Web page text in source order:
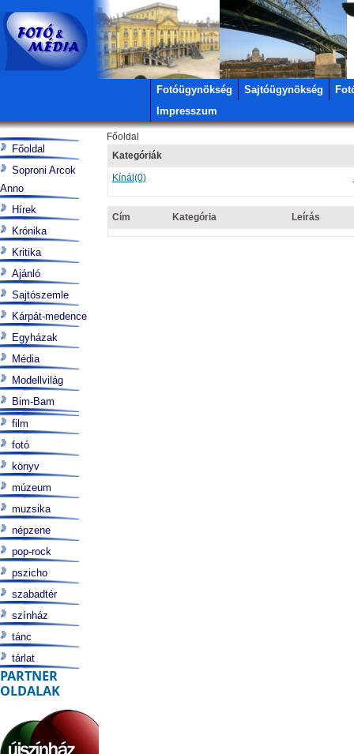
Fotóügynökség Sajtóügynökség
Impresszum
Főoldal
Kategóriák
Kínál (0)
Cím Kategória Leírás
Főoldal
Soproni Arcok
Anno
Hírek
Krónika
Kritika
Ajánló
Sajtószemle
Kárpát-medence
Egyházak
Média
Modellvilág
Bim-Bam
film
fotó
könyv
múzeum
muzsika
népzene
pop-rock
pszicho
szabadtér
színház
tánc
tárlat
PARTNER
OLDALAK